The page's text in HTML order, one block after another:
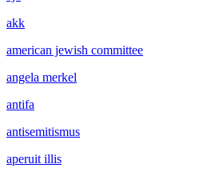
akk
american jewish committee
angela merkel
antifa
antisemitismus
aperuit illis